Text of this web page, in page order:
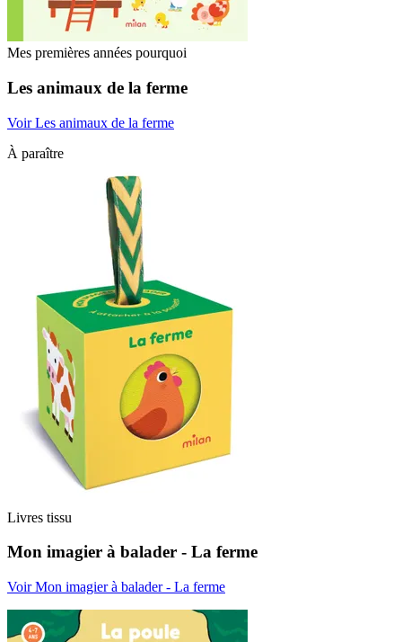
Mes premières années pourquoi
Les animaux de la ferme
Voir Les animaux de la ferme
À paraître
Livres tissu
Mon imagier à balader - La ferme
Voir Mon imagier à balader - La ferme